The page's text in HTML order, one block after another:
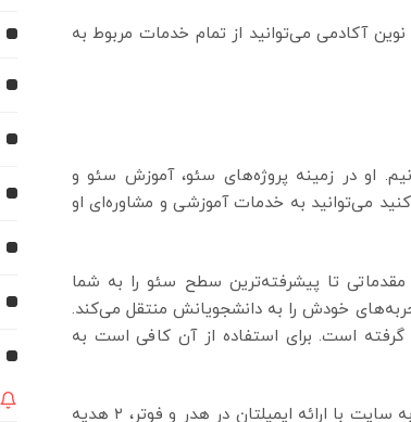
آکادمی می‌توانید از تمام خدمات مربوط به
او در زمینه پروژه‌های سئو، آموزش سئو و
می‌توانید به خدمات آموزشی و مشاوره‌ای او
تا پیشرفته‌ترین سطح سئو را به شما
خودش را به دانشجویانش منتقل می‌کند.
است. برای استفاده از آن کافی است به
یکی از نکات جذاب وب‌سایت امین هاشمی این است که به‌محض ورود به سایت با ارائه ایمیلتان در هدر و فوتر، ۲ هدیه